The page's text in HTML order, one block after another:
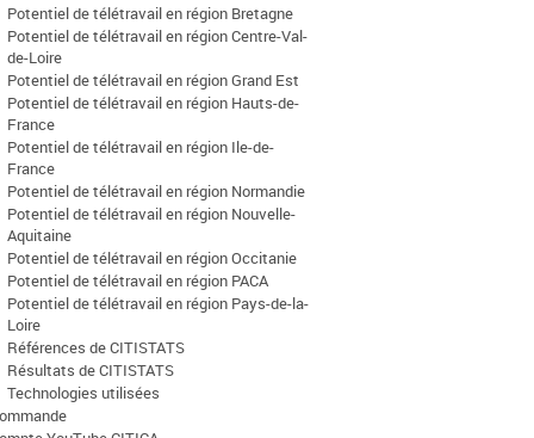
Potentiel de télétravail en région Bretagne
Potentiel de télétravail en région Centre-Val-
de-Loire
Potentiel de télétravail en région Grand Est
Potentiel de télétravail en région Hauts-de-
France
Potentiel de télétravail en région Ile-de-
France
Potentiel de télétravail en région Normandie
Potentiel de télétravail en région Nouvelle-
Aquitaine
Potentiel de télétravail en région Occitanie
Potentiel de télétravail en région PACA
Potentiel de télétravail en région Pays-de-la-
Loire
Références de CITISTATS
Résultats de CITISTATS
Technologies utilisées